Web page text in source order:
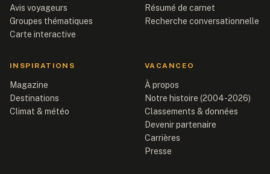
Avis voyageurs
Groupes thématiques
Carte interactive
Résumé de carnet
Recherche conversationnelle
INSPIRATIONS
Magazine
Destinations
Climat & météo
VACANCEO
À propos
Notre histoire (2004-2026)
Classements & données
Devenir partenaire
Carrières
Presse